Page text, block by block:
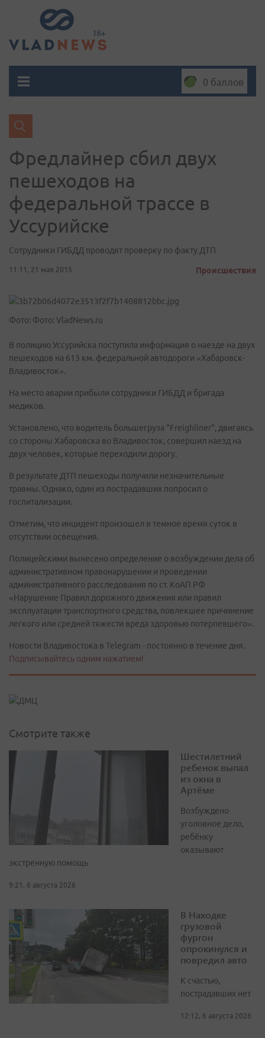
0 баллов
Фредлайнер сбил двух
пешеходов на
федеральной трассе в
Уссурийске
Сотрудники ГИБДД проводят проверку по факту ДТП
11:11, 21 мая 2015 Происшествия
Фото: Фото: VladNews.ru
В полицию Уссурийска поступила информация о наезде на двух
пешеходов на 613 км. федеральной автодороги «Хабаровск-
Владивосток».
На место аварии прибыли сотрудники ГИБДД и бригада
медиков.
Установлено, что водитель большегруза "Freighliner", двигаясь
со стороны Хабаровска во Владивосток, совершил наезд на
двух человек, которые переходили дорогу.
В результате ДТП пешеходы получили незначительные
травмы. Однако, один из пострадавших попросил о
госпитализации.
Отметим, что инцидент произошел в темное время суток в
отсутствии освещения.
Полицейскими вынесено определение о возбуждении дела об
административном правонарушении и проведении
административного расследования по ст. КоАП РФ
«Нарушение Правил дорожного движения или правил
эксплуатации транспортного средства, повлекшее причинение
легкого или средней тяжести вреда здоровью потерпевшего».
Новости Владивостока в Telegram - постоянно в течение дня.
Подписывайтесь одним нажатием!
Смотрите также
Шестилетний
ребенок выпал
из окна в
Артёме
Возбуждено
уголовное дело,
ребёнку
оказывают
экстренную помощь
9:21, 6 августа 2026
В Находке
грузовой
фургон
опрокинулся и
повредил авто
К счастью,
пострадавших нет
12:12, 6 августа 2026